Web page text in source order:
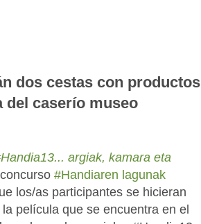
dos cestas con productos
del caserío museo
argiak, kamara eta
#Handiaren lagunak
los/as participantes se hicieran
película que se encuentra en el